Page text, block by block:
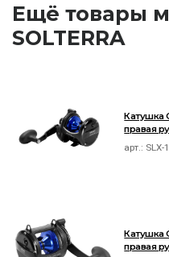
Ещё товары
SOLTERRA
Катушка
правая
арт.: SLX-
Катушка
правая